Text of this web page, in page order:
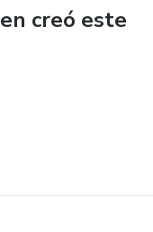
creó este